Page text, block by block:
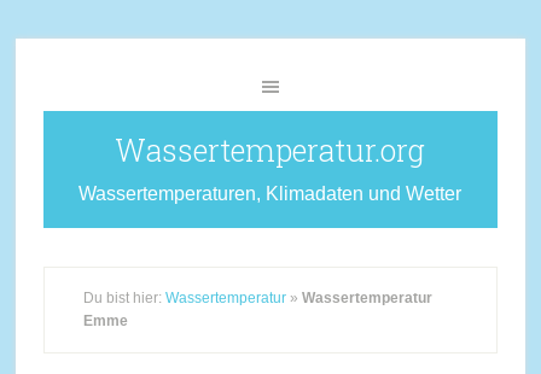
Wassertemperatur.org
Wassertemperaturen, Klimadaten und Wetter
Du bist hier: Wassertemperatur» Wassertemperatur
Emme